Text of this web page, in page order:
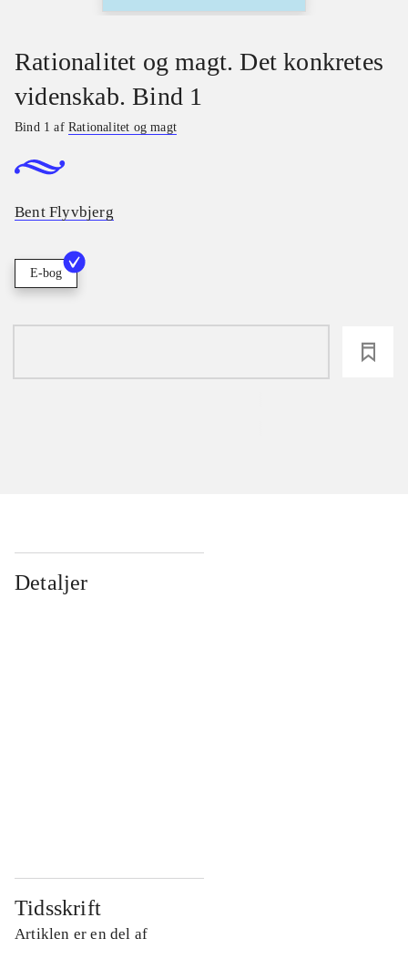
Rationalitet og magt. Det konkretes
videnskab. Bind 1
Bind 1 afRationalitet og magt
Bent Flyvbjerg
E-bog
Detaljer
Tidsskrift
Artiklen er en del af